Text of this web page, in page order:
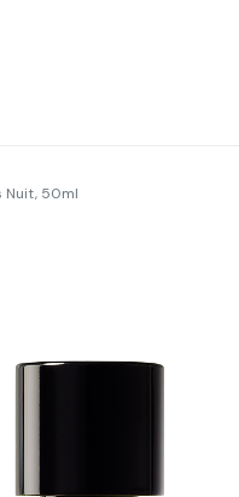
Nuit, 50ml